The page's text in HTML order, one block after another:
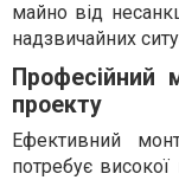
майно від
надзвичайних
Професійний
проекту
Ефективний
потребує високої